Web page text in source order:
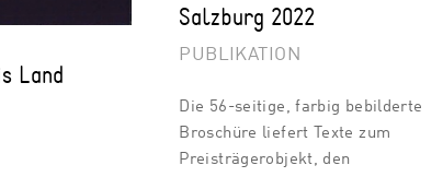
Salzburg 2022
PUBLIKATION
Die 56-seitige, farbig bebilderte
Broschüre liefert Texte zum
Preisträgerobjekt, den
Land